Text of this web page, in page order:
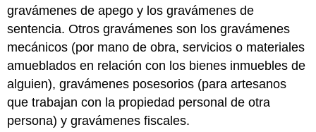
gravámenes de apego y los gravámenes de
sentencia. Otros gravámenes son los gravámenes
mecánicos (por mano de obra, servicios o materiales
amueblados en relación con los bienes inmuebles de
alguien), gravámenes posesorios (para artesanos
que trabajan con la propiedad personal de otra
persona) y gravámenes fiscales.